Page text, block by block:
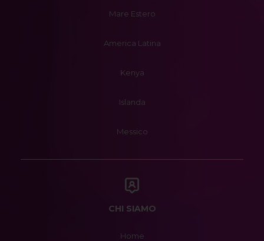
Mare Estero
America Latina
Kenya
Islanda
Messico
CHI SIAMO
Home